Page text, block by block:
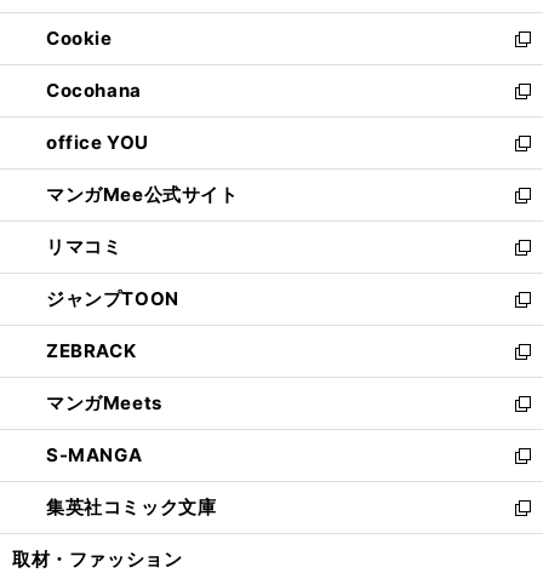
開
く
ウ
で
開
く
ン
ド
ウ
で
開
く
ウ
ィ
ン
ド
ウ
で
開
く
Cookie
新
し
い
ウ
ィ
ン
ド
ウ
で
開
く
Cocohana
新
し
い
ウ
ィ
ン
ド
ウ
で
開
く
office YOU
新
し
い
ウ
ィ
ン
ド
ウ
で
開
く
マンガMee公式サイト
新
し
い
ウ
ィ
ン
ド
ウ
で
開
く
リマコミ
新
し
い
ウ
ィ
ン
ド
ウ
で
開
く
ジャンプTOON
新
し
い
ウ
ィ
ン
ド
ウ
で
開
ZEBRACK
新
し
い
ウ
ィ
ン
ド
ウ
マンガMeets
新
し
い
ウ
ィ
ン
S-MANGA
新
し
い
ウ
集英社コミック文庫
新
し
取材・ファッション